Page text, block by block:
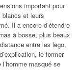
important pour
blancs et leurs
Il a encore d’étendre
à bosse, plus beaux
entre les lego,
le former
masqué se